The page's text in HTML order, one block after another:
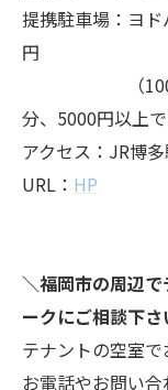
提携駐車場：ヨ
円
（1000円購
分、5000円以上で
アクセス：JR博
URL： HP
＼福岡市の周辺
ークにご相談下さ
テナントの空室
お電話やお問い